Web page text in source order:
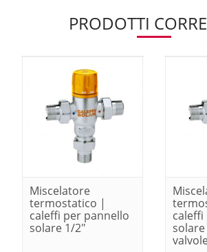
PRODOTTI
Miscelatore
termostatico |
caleffi per pannello
solare 1/2"